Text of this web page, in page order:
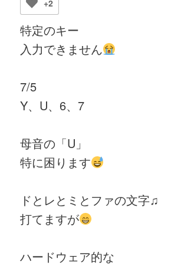
+2
特定のキー
入力できません
7/5
Y、U、6、7
母音の「U」
特に困ります
ドとレとミとファの文字♫
打てますが
ハードウェア的な